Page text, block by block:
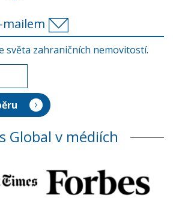
světa zahraničních nemovitostí.
Global v médiích